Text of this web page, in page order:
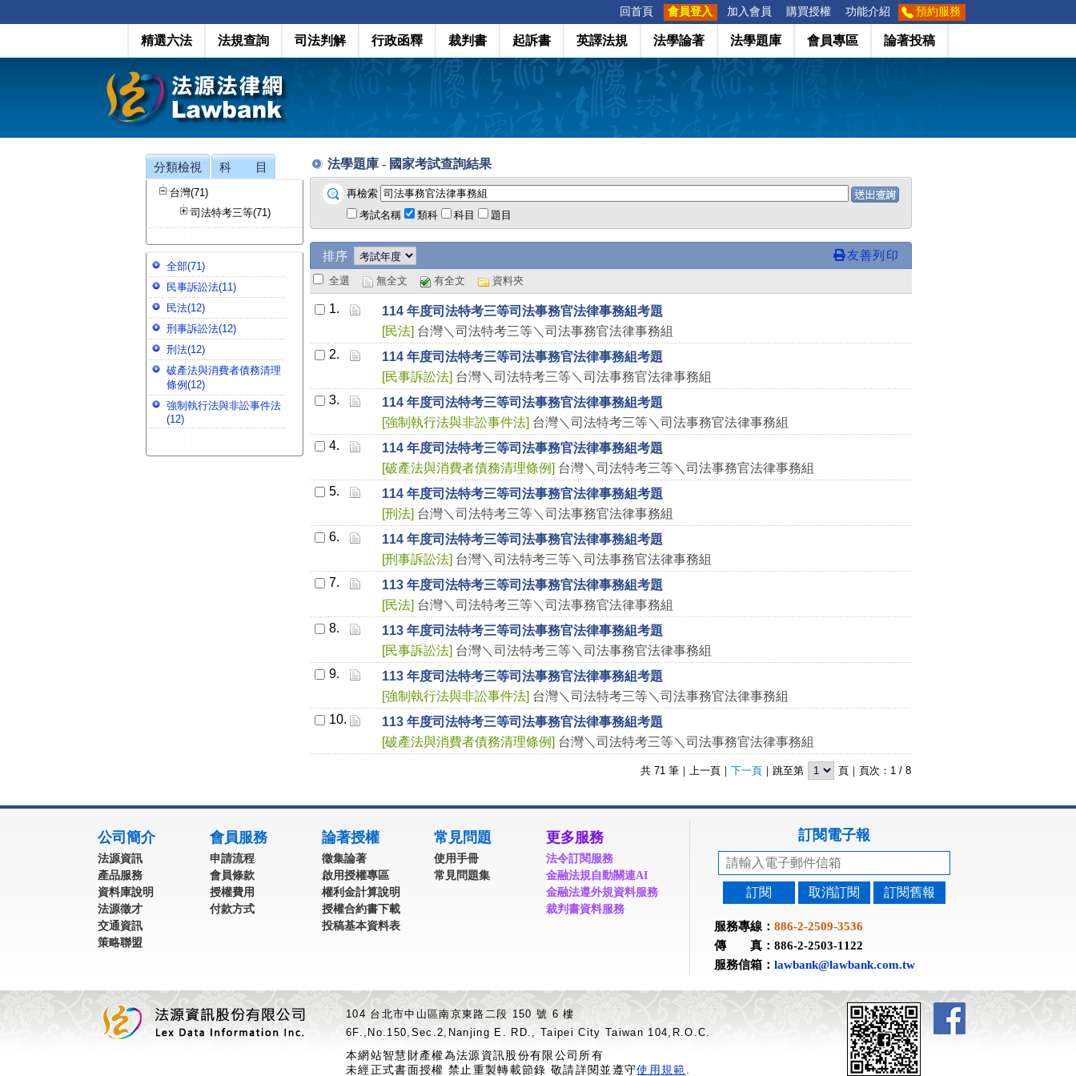
回首頁 會員登入 加入會員 購買授權 功能介紹 預約服務
精選六法 法規查詢 司法判解 行政函釋 裁判書 起訴書 英譯法規 法學論著 法學題庫 會員專區 論著投稿
分類檢視 科 目
台灣(71)
司法特考三等(71)
全部(71)
民事訴訟法(11)
民法(12)
刑事訴訟法(12)
刑法(12)
破產法與消費者債務清理
條例(12)
強制執行法與非訟事件法
(12)
法學題庫 - 國家考試查詢結果
再檢索
考試名稱
類科 科目 題目
排序 友善列印
全選 無全文 有全文 資料夾
1.
114 年度司法特考三等司法事務官法律事務組考題
[民法] 台灣＼司法特考三等＼司法事務官法律事務組
2.
114 年度司法特考三等司法事務官法律事務組考題
[民事訴訟法] 台灣＼司法特考三等＼司法事務官法律事務組
3.
114 年度司法特考三等司法事務官法律事務組考題
[強制執行法與非訟事件法] 台灣＼司法特考三等＼司法事務官法律事務組
4.
114 年度司法特考三等司法事務官法律事務組考題
[破產法與消費者債務清理條例] 台灣＼司法特考三等＼司法事務官法律事務組
5.
114 年度司法特考三等司法事務官法律事務組考題
[刑法] 台灣＼司法特考三等＼司法事務官法律事務組
6.
114 年度司法特考三等司法事務官法律事務組考題
[刑事訴訟法] 台灣＼司法特考三等＼司法事務官法律事務組
7.
113 年度司法特考三等司法事務官法律事務組考題
[民法] 台灣＼司法特考三等＼司法事務官法律事務組
8.
113 年度司法特考三等司法事務官法律事務組考題
[民事訴訟法] 台灣＼司法特考三等＼司法事務官法律事務組
9.
113 年度司法特考三等司法事務官法律事務組考題
[強制執行法與非訟事件法] 台灣＼司法特考三等＼司法事務官法律事務組
10.
113 年度司法特考三等司法事務官法律事務組考題
[破產法與消費者債務清理條例] 台灣＼司法特考三等＼司法事務官法律事務組
共 71 筆｜ 上一頁 ｜ 下一頁 ｜跳至第 頁｜頁次： 1 / 8
公司簡介
法源資訊
產品服務
資料庫說明
法源徵才
交通資訊
策略聯盟
會員服務
申請流程
會員條款
授權費用
付款方式
論著授權
徵集論著
啟用授權專區
權利金計算說明
授權合約書下載
投稿基本資料表
常見問題
使用手冊
常見問題集
更多服務
法令訂閱服務
金融法規自動關連AI
金融法遵外規資料服務
裁判書資料服務
訂閱電子報
訂閱 取消訂閱 訂閱舊報
服務專線： 886-2-2509-3536
傳 真：886-2-2503-1122
服務信箱： lawbank@lawbank.com.tw
104 台北市中山區南京東路二段 150 號 6 樓
6F.,No.150,Sec.2,Nanjing E. RD., Taipei City Taiwan 104,R.O.C.
本網站智慧財產權為法源資訊股份有限公司所有
未經正式書面授權 禁止重製轉載節錄 敬請詳閱並遵守使用規範